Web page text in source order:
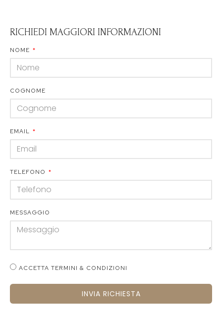
RICHIEDI MAGGIORI INFORMAZIONI
NOME
COGNOME
EMAIL
TELEFONO
MESSAGGIO
ACCETTA TERMINI & CONDIZIONI
INVIA RICHIESTA